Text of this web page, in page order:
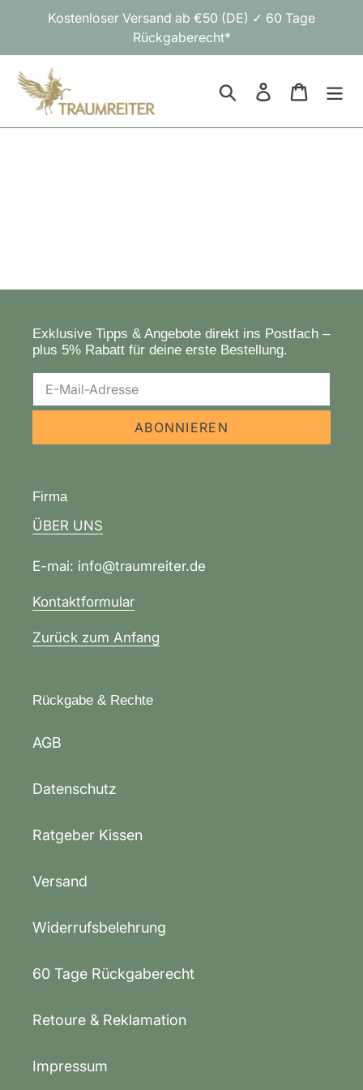
Inhalt
Kostenloser Versand ab €50 (DE) ✓ 60 Tage
Rückgaberecht*
SuchenEinloggen
Exklusive Tipps & Angebote direkt ins Postfach –
plus 5% Rabatt für deine erste Bestellung.
ABONNIEREN
Firma
ÜBER UNS
E-mai: info@traumreiter.de
Kontaktformular
Zurück zum Anfang
Rückgabe & Rechte
AGB
Datenschutz
Ratgeber Kissen
Versand
Widerrufsbelehrung
60 Tage Rückgaberecht
Retoure & Reklamation
Impressum